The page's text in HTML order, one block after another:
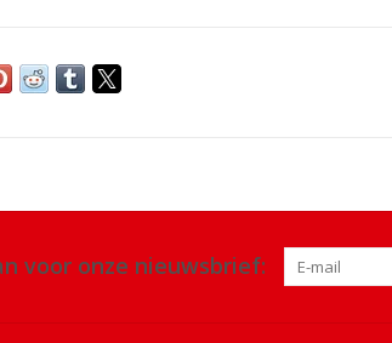
voor onze nieuwsbrief: